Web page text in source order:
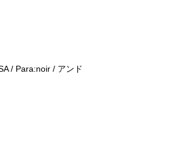
/ Para:noir / アンド